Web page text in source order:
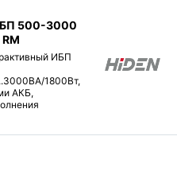
500-3000
ИБП
1800Вт,
АКБ,